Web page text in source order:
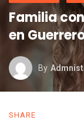
Familia
en
By
SHARE